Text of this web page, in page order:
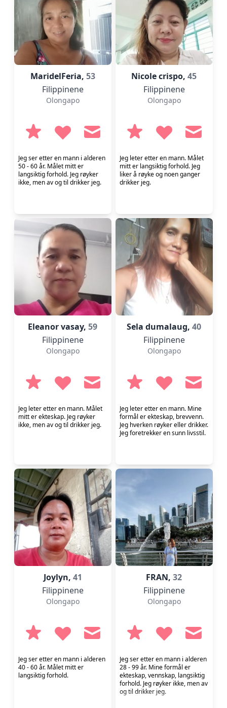
MaridelFeria, 53
Filippinene
Olongapo
Jeg ser etter en mann i alderen
50 - 60 år. Målet mitt er
langsiktig forhold. Jeg røyker
ikke, men av og til drikker jeg.
Nicole crispo,45
Filippinene
Olongapo
Jeg leter etter en mann. Målet
mitt er langsiktig forhold. Jeg
liker å røyke og noen ganger
drikker jeg.
Eleanor vasay,59
Filippinene
Olongapo
Jeg leter etter en mann. Målet
mitt er ekteskap. Jeg røyker
ikke, men av og til drikker jeg.
Sela dumalaug,40
Filippinene
Olongapo
Jeg leter etter en mann. Mine
formål er ekteskap, brevvenn.
Jeg hverken røyker eller drikker.
Jeg foretrekker en sunn livsstil.
Joylyn, 41
Filippinene
Olongapo
Jeg ser etter en mann i alderen
40 - 60 år. Målet mitt er
langsiktig forhold.
FRAN,32
Filippinene
Olongapo
Jeg ser etter en mann i alderen
28 - 99 år. Mine formål er
ekteskap, vennskap, langsiktig
forhold. Jeg røyker ikke, men av
og til drikker jeg.